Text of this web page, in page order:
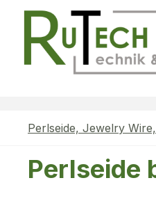
Hauptinhalt springen
Zur Suche springen
Zur Hauptnavigation
Perlseide, Jewelry
Perlseide